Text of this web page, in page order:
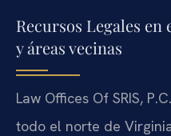
Recursos Legales
y áreas vecinas
Law Offices Of SRIS,
todo el norte de